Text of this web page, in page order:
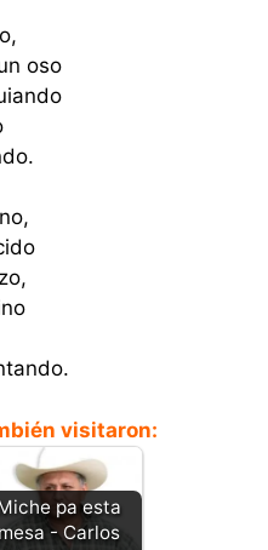
oso
visitaron:
pa esta
mesa - Carlos